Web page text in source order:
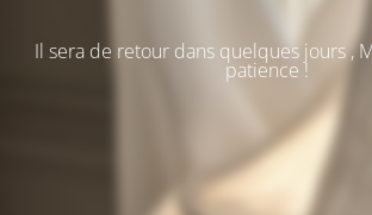
Il sera de retour dans quelques jours ,
patience !